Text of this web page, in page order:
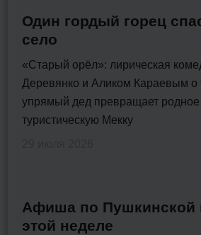
Один гордый горец
село
«Старый орёл»: лирическая
Деревянко и Аликом Караевым о
упрямый дед превращает родное
туристическую Мекку
Афиша по Пушкинской
этой неделе